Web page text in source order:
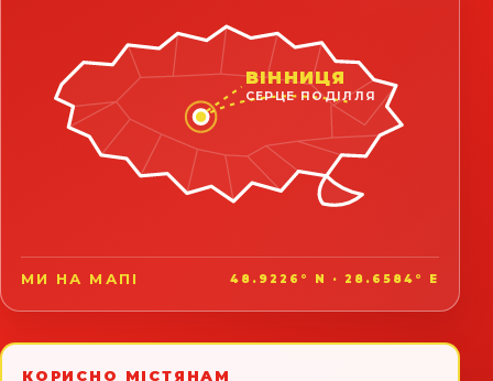
ВІННИЦЯ
СЕРЦЕ ПОДІЛЛЯ
МИ НА МАПІ 48.9226° N · 28.6584° E
КОРИСНО МІСТЯНАМ